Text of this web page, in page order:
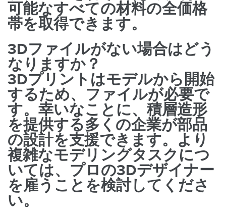
可能なすべての材料の全価格
帯を取得できます。
3Dファイルがない場合はどう
なりますか？
3Dプリントはモデルから開始
するため、ファイルが必要で
す。幸いなことに、積層造形
を提供する多くの企業が部品
の設計を支援できます。より
複雑なモデリングタスクにつ
いては、プロの3Dデザイナー
を雇うことを検討してくださ
い。